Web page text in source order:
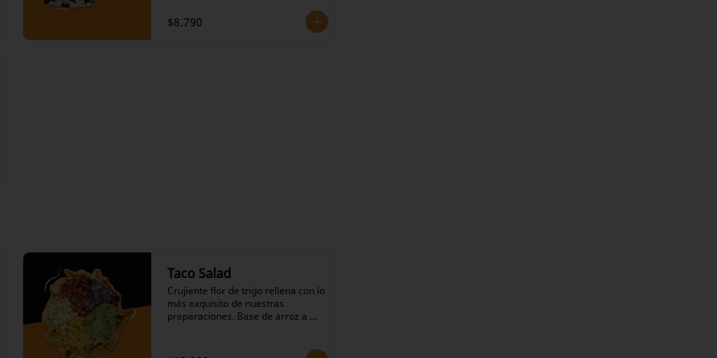
elección, salteado de cebolla y
pimiento verde, repollo agridulce,
$8.790
Taco Salad
Crujiente flor de trigo rellena con lo
más exquisito de nuestras
preparaciones. Base de arroz a
elección, salteado de cebolla y